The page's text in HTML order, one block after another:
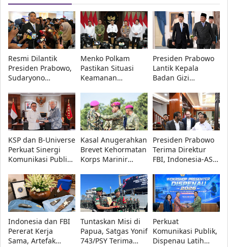
Resmi Dilantik
Presiden Prabowo,
Sudaryono
Transparan dan
Bebas Konflik
Kepentingan
Menko Polkam
Pastikan Situasi
Keamanan
Aman, Pemerintah
Siaga Hadapi
Hoaks
Presiden Prabowo
Lantik Kepala
Badan Gizi
Pimpinan
Universitas
Republik Indonesia
KSP dan B-Universe
Perkuat Sinergi
Komunikasi Publik,
Akurat Kunci
Keberhasilan
Program
Pemerintah
Kasal Anugerahkan
Brevet Kehormatan
Korps Marinir
Sjafrie, Kasad,
Kasau, dan
Wapang TNI
Presiden Prabowo
Terima Direktur
FBI, Indonesia-AS
Repatriasi Artefak
Budaya
Indonesia dan FBI
Pererat Kerja
Sama, Artefak
Tuntaskan Misi di
Papua, Satgas Yonif
743/PSY Terima
Perkuat
Komunikasi Publik,
Dispenau Latih